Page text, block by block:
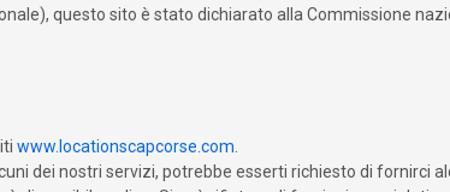
questo sito è stato dichiarato alla Commissione
www.locationscapcorse.com
dei nostri servizi, potrebbe esserti richiesto di fornirci